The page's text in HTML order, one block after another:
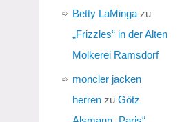
Betty LaMinga zu
„Frizzles“ in der Alten
Molkerei Ramsdorf
moncler jacken
herren zu Götz